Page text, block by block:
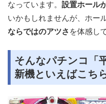
なっています。 設置ホール
いかもしれませんが、ホー
ならではのアツさ を体感し
そんなパチンコ「
新機といえばこち